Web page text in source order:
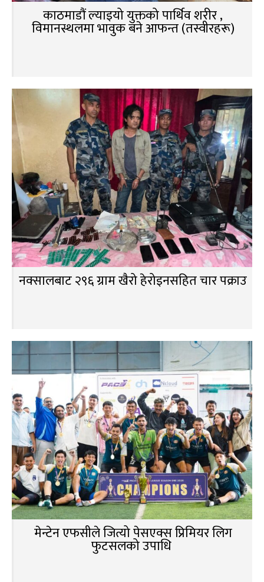
काठमाडौं ल्याइयो युक्तको पार्थिव शरीर ,
विमानस्थलमा भावुक बने आफन्त (तस्वीरहरू)
नक्सालबाट २९६ ग्राम खैरो हेरोइनसहित चार पक्राउ
मेन्टेन एफसीले जित्यो पेसएक्स प्रिमियर लिग
फुटसलको उपाधि